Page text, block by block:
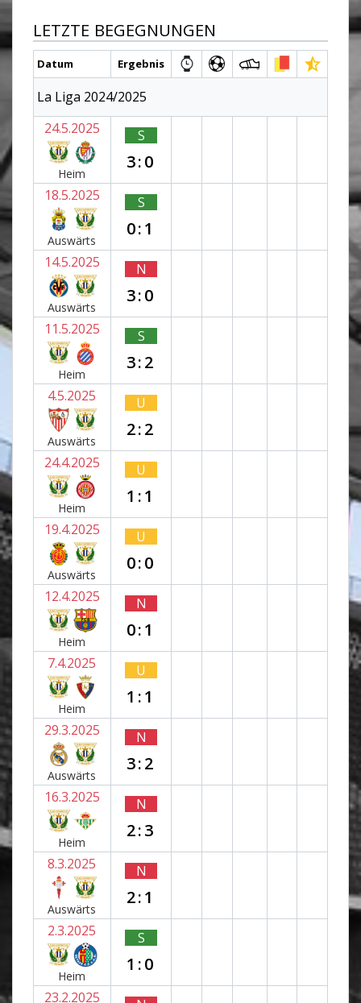
LETZTE BEGEGNUNGEN
Datum Ergebnis
La Liga 2024/2025
24.5.2025
Heim
S
3:0
18.5.2025
Auswärts
S
0:1
14.5.2025
Auswärts
N
3:0
11.5.2025
Heim
S
3:2
4.5.2025
Auswärts
U
2:2
24.4.2025
Heim
U
1:1
19.4.2025
Auswärts
U
0:0
12.4.2025
Heim
N
0:1
7.4.2025
Heim
U
1:1
29.3.2025
Auswärts
N
3:2
16.3.2025
Heim
N
2:3
8.3.2025
Auswärts
N
2:1
2.3.2025
Heim
S
1:0
23.2.2025